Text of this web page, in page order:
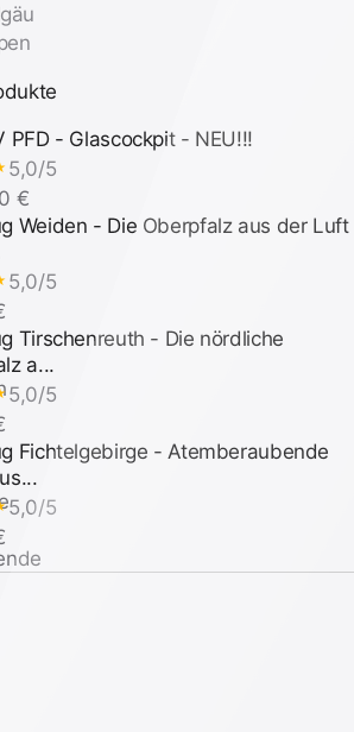
PFD - Glascockpit - NEU!!!
5,0/5
€
Weiden - Die Oberpfalz aus der Luft
5,0/5
Tirschenreuth - Die nördliche
a...
5,0/5
Fichtelgebirge - Atemberaubende
5,0/5